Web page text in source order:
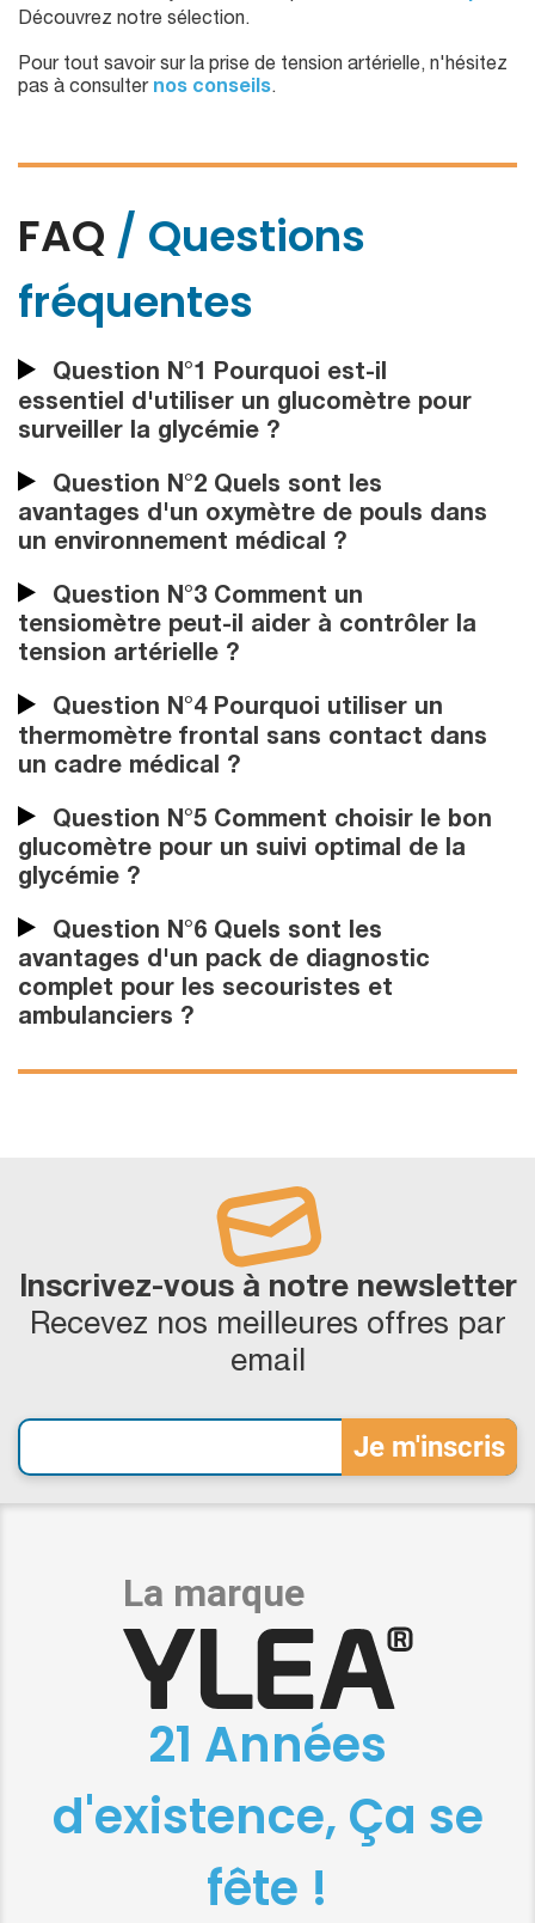
Découvrez notre sélection.
Pour tout savoir sur la prise de tension artérielle, n'hésitez
pas à consulter nos conseils.
FAQ / Questions
fréquentes
Question N°1 Pourquoi est-il
essentiel d'utiliser un glucomètre pour
surveiller la glycémie ?
Question N°2 Quels sont les
avantages d'un oxymètre de pouls dans
un environnement médical ?
Question N°3 Comment un
tensiomètre peut-il aider à contrôler la
tension artérielle ?
Question N°4 Pourquoi utiliser un
thermomètre frontal sans contact dans
un cadre médical ?
Question N°5 Comment choisir le bon
glucomètre pour un suivi optimal de la
glycémie ?
Question N°6 Quels sont les
avantages d'un pack de diagnostic
complet pour les secouristes et
ambulanciers ?
Inscrivez-vous à notre newsletter
Recevez nos meilleures offres par
email
21 Années
d'existence, Ça se
fête !